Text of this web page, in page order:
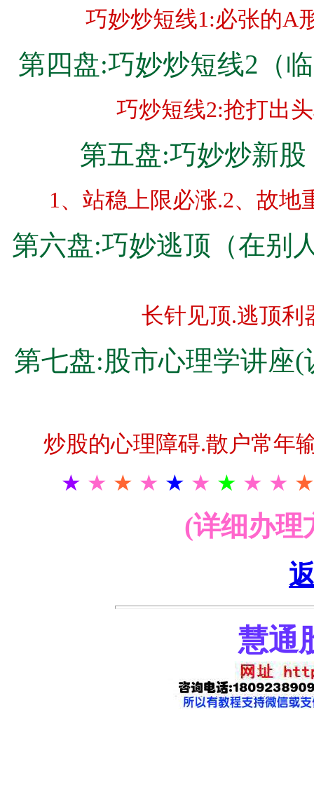
巧妙炒短线1:必张
第四盘:巧妙炒短线2（
巧炒短线2:抢打出
第五盘:巧妙炒新
1、站稳上限必涨.2、故
第六盘:巧妙逃顶（在别
长针见顶.逃顶利
第七盘:股市心理学讲座
炒股的心理障碍.散户常年
★ ★ ★ ★ ★ ★ ★ ★ ★ ★
(详细办理
慧通